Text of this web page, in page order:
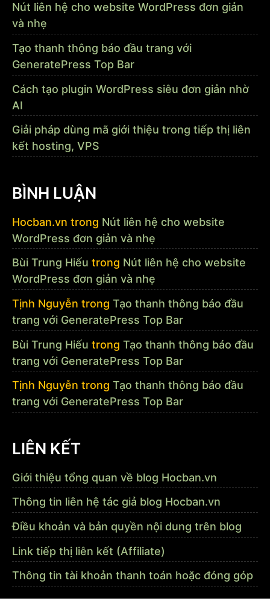
Nút liên hệ cho website WordPress đơn giản
và nhẹ
Tạo thanh thông báo đầu trang với
GeneratePress Top Bar
Cách tạo plugin WordPress siêu đơn giản nhờ
AI
Giải pháp dùng mã giới thiệu trong tiếp thị liên
kết hosting, VPS
BÌNH LUẬN
Hocban.vn trong Nút liên hệ cho website
WordPress đơn giản và nhẹ
Bùi Trung Hiếu trong Nút liên hệ cho website
WordPress đơn giản và nhẹ
Tịnh Nguyễn trong Tạo thanh thông báo đầu
trang với GeneratePress Top Bar
Bùi Trung Hiếu trong Tạo thanh thông báo đầu
trang với GeneratePress Top Bar
Tịnh Nguyễn trong Tạo thanh thông báo đầu
trang với GeneratePress Top Bar
LIÊN KẾT
Giới thiệu tổng quan về blog Hocban.vn
Thông tin liên hệ tác giả blog Hocban.vn
Điều khoản và bản quyền nội dung trên blog
Link tiếp thị liên kết (Affiliate)
Thông tin tài khoản thanh toán hoặc đóng góp